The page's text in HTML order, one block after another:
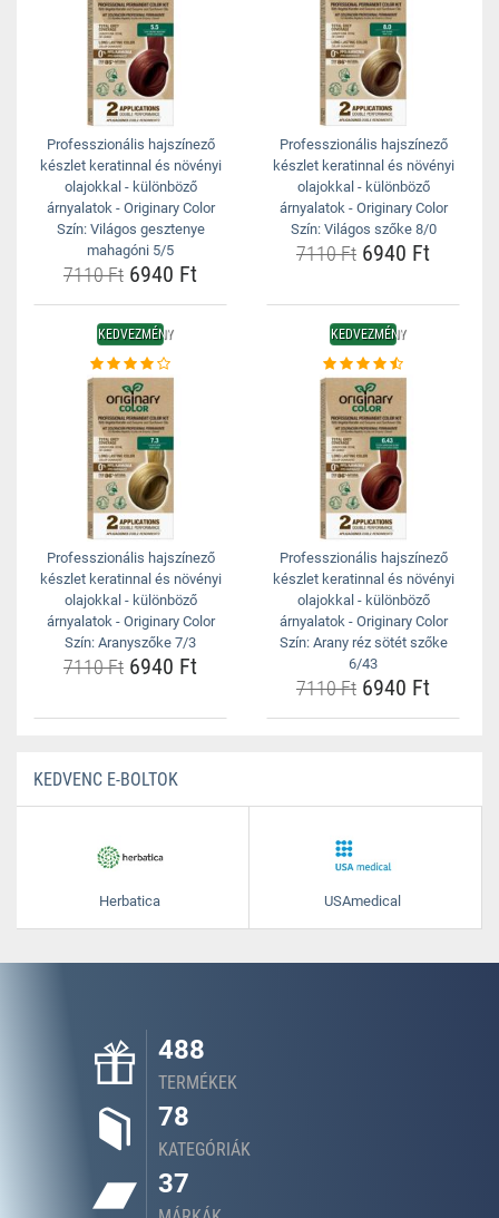
Professzionális hajszínező
készlet keratinnal és növényi
olajokkal - különböző
árnyalatok - Originary Color
Szín: Világos gesztenye
mahagóni 5/5
7110 Ft 6940 Ft
Professzionális hajszínező
készlet keratinnal és növényi
olajokkal - különböző
árnyalatok - Originary Color
Szín: Világos szőke 8/0
7110 Ft 6940 Ft
KEDVEZMÉNY
Professzionális hajszínező
készlet keratinnal és növényi
olajokkal - különböző
árnyalatok - Originary Color
Szín: Aranyszőke 7/3
7110 Ft 6940 Ft
KEDVEZMÉNY
Professzionális hajszínező
készlet keratinnal és növényi
olajokkal - különböző
árnyalatok - Originary Color
Szín: Arany réz sötét szőke
6/43
7110 Ft 6940 Ft
KEDVENC E-BOLTOK
Herbatica USAmedical
488
TERMÉKEK
78
KATEGÓRIÁK
37